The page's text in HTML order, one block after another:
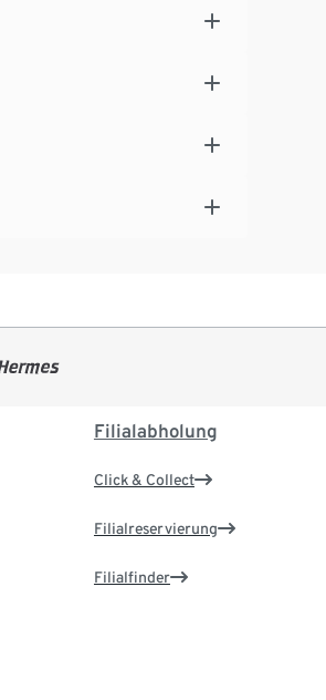
Filialabholung
Click & Collect
Filialreservierung
Filialfinder